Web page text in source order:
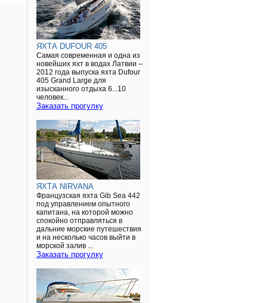
ЯХТА DUFOUR 405
Самая современная и одна из
новейших яхт в водах Латвии –
2012 года выпуска яхта Dufour
405 Grand Large для
изысканного отдыха 6...10
человек...
Заказать прогулку
ЯХТА NIRVANA
Французская яхта Gib Sea 442
под управлением опытного
капитана, на которой можно
спокойно отправляться в
дальние морские путешествия
и на несколько часов выйти в
морской залив ...
Заказать прогулку